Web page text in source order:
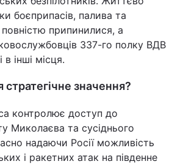
боєприпасів, палива та
припинилися, а
337-го полку ВДВ
в інші місця.
стратегічне значення?
контролює доступ до
Миколаєва та сусіднього
надаючи Росії можливість
і ракетних атак на південне